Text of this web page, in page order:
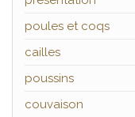
poules et coqs
cailles
poussins
couvaison